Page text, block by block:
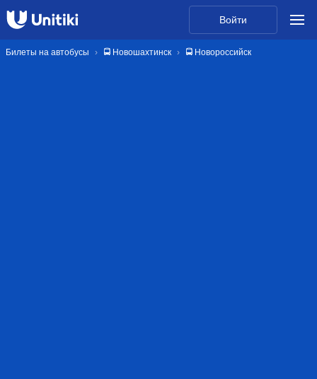
Войти
Билеты на автобусы 🚍 Новошахтинск 🚍 Новороссийск